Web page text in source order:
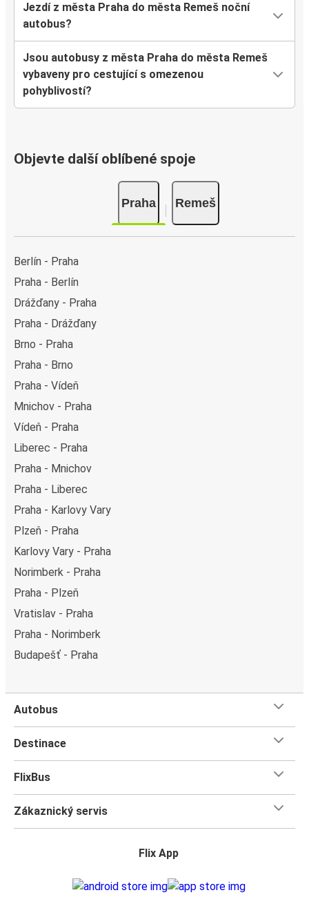
Jezdí z města Praha do města Remeš noční
autobus?
Jsou autobusy z města Praha do města Remeš
vybaveny pro cestující s omezenou
pohyblivostí?
Objevte další oblíbené spoje
Praha Remeš
Berlín - Praha
Praha - Berlín
Drážďany - Praha
Praha - Drážďany
Brno - Praha
Praha - Brno
Praha - Vídeň
Mnichov - Praha
Vídeň - Praha
Liberec - Praha
Praha - Mnichov
Praha - Liberec
Praha - Karlovy Vary
Plzeň - Praha
Karlovy Vary - Praha
Norimberk - Praha
Praha - Plzeň
Vratislav - Praha
Praha - Norimberk
Budapešť - Praha
Autobus
Destinace
FlixBus
Zákaznický servis
Flix App